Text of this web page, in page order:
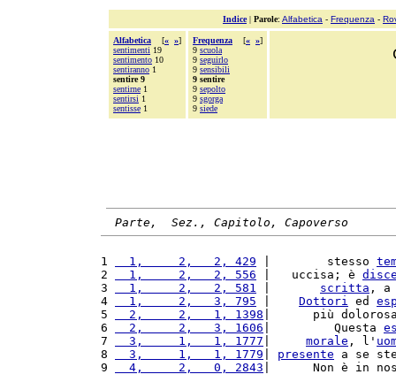
Indice| Parole: Alfabetica - Frequenza -
Alfabetica [« »]
sentimenti 19
sentimento 10
sentiranno 1
sentire 9
sentirne 1
sentirsi 1
sentisse 1
Frequenza [« »]
9 scuola
9 seguirlo
9 sensibili
9 sentire
9 sepolto
9 sgorga
9 siede
Parte,  Sez., Capitolo, Capoverso
1
  1,     2,   2, 429
|        stesso
2
  1,     2,   2, 556
|   uccisa; è
3
  1,     2,   2, 581
scritta ,
4
  1,     2,   3, 795
Dottori ed
5
  2,     2,   1, 1398
|      più
6
  2,     2,   3, 1606
|         Questa
7
  3,     1,   1, 1777
morale , l'
8
  3,     1,   1, 1779
presente a se
9
  4,     2,   0, 2843
|      Non è in